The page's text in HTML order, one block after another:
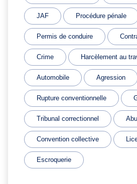
JAF Procédure pénale
Permis de conduire
Crime Harcèlement au
Automobile Agression
Rupture conventionnelle
Tribunal correctionnel
Convention collective
Escroquerie